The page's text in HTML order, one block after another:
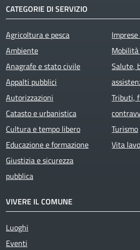
CATEGORIE DI SERVIZIO
Agricoltura e pesca
Ambiente
Anagrafe e stato civile
Appalti pubblici
Autorizzazioni
Catasto e urbanistica
Cultura e tempo libero
Educazione e formazione
Giustizia e sicurezza
pubblica
Salute,
Tributi,
Turismo
Vita
VIVERE IL COMUNE
Luoghi
Eventi